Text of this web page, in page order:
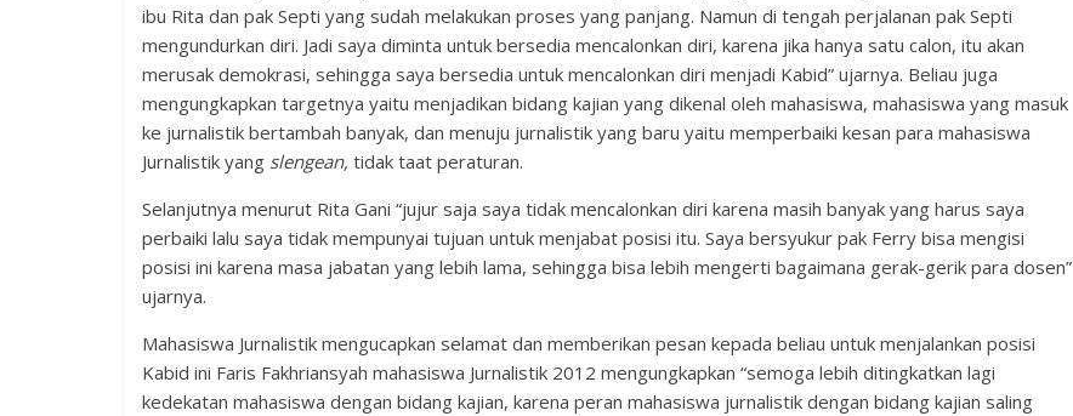
ibu Rita dan pak Septi yang sudah melakukan proses yang panjang. Namun di tengah perjalanan pak Septi
mengundurkan diri. Jadi saya diminta untuk bersedia mencalonkan diri, karena jika hanya satu calon, itu akan
merusak demokrasi, sehingga saya bersedia untuk mencalonkan diri menjadi Kabid” ujarnya. Beliau juga
mengungkapkan targetnya yaitu menjadikan bidang kajian yang dikenal oleh mahasiswa, mahasiswa yang masuk
ke jurnalistik bertambah banyak, dan menuju jurnalistik yang baru yaitu memperbaiki kesan para mahasiswa
Jurnalistik yang slengean, tidak taat peraturan.
Selanjutnya menurut Rita Gani “jujur saja saya tidak mencalonkan diri karena masih banyak yang harus saya
perbaiki lalu saya tidak mempunyai tujuan untuk menjabat posisi itu. Saya bersyukur pak Ferry bisa mengisi
posisi ini karena masa jabatan yang lebih lama, sehingga bisa lebih mengerti bagaimana gerak-gerik para dosen”
ujarnya.
Mahasiswa Jurnalistik mengucapkan selamat dan memberikan pesan kepada beliau untuk menjalankan posisi
Kabid ini Faris Fakhriansyah mahasiswa Jurnalistik 2012 mengungkapkan “semoga lebih ditingkatkan lagi
kedekatan mahasiswa dengan bidang kajian, karena peran mahasiswa jurnalistik dengan bidang kajian saling